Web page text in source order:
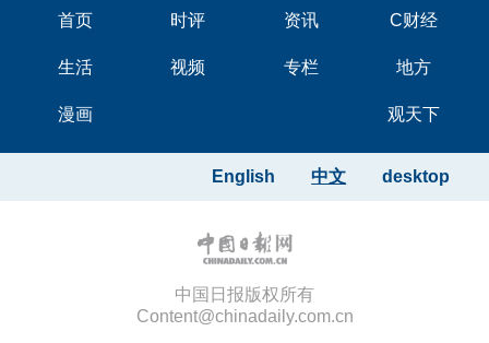
首页 时评 资讯 C财经
生活 视频 专栏 地方
漫画 观天下
desktop
中文
English
中国日报版权所有
Content@chinadaily.com.cn